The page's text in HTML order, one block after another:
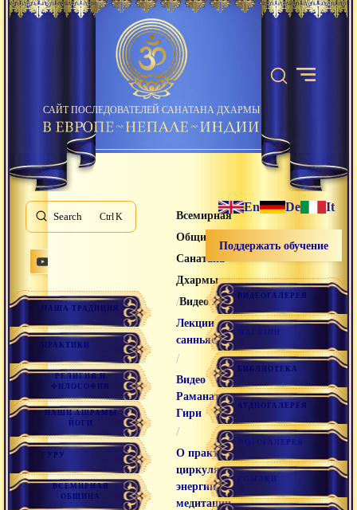
САЙТ ПОСЛЕДОВАТЕЛЕЙ САНАТАНА ДХАРМЫ
Search K
НАША ТРАДИЦИЯ
ПРАКТИКИ
РЕЛИГИЯ И
ФИЛОСОФИЯ
НАШИ АШРАМЫ
ЙОГИ
ГУРУ
ВСЕМИРНАЯ
ОБЩИНА
Всемирная
Община
Санатана
Дхармы
/Видео лекции/
Лекции
санньяси
/
Видео
Раманатха
Гири
/
О практике
циркуляции
энергии в
медитации
En De It
Поддержать обучение
ВИДЕОГАЛЕРЕЯ
МАГАЗИН
БИБЛИОТЕКА
АУДИОГАЛЕРЕЯ
ФОТОГАЛЕРЕЯ
ССЫЛКИ